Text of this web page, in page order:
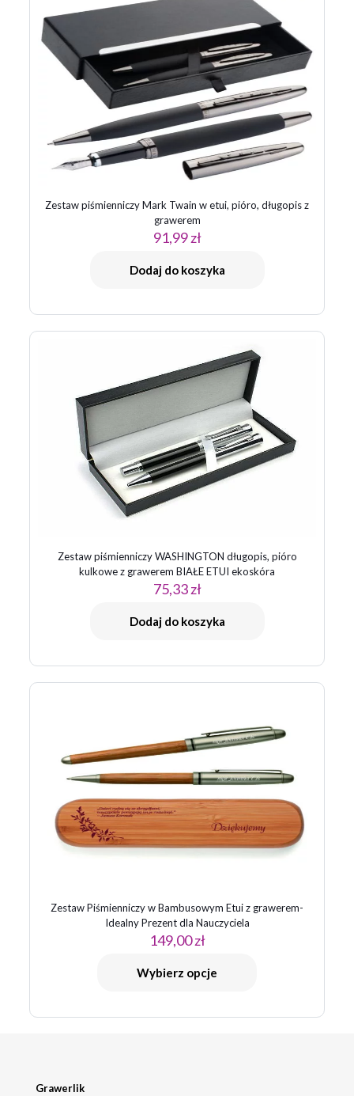
Twoja ocena
1 z 5
gwiazdek
2 z 5
gwiazdek
3 z 5
gwiazdek
4 z 5
gwiazdek
5 z 5
Zestaw piśmienniczy Mark Twain w etui, pióro, długopis z
grawerem
91,99zł
Dodaj do koszyka
Zestaw piśmienniczy WASHINGTON długopis, pióro
kulkowe z grawerem BIAŁE ETUI ekoskóra
75,33zł
Dodaj do koszyka
Zestaw Piśmienniczy w Bambusowym Etui z grawerem-
Idealny Prezent dla Nauczyciela
149,00zł
Wybierz opcje
Grawerlik